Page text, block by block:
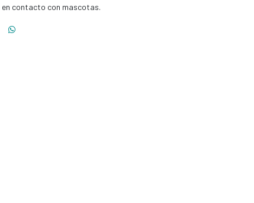
contacto con mascotas.